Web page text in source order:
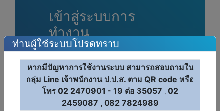
เข้าสู่ระบบการ
ทำงาน
เลขประจำตัวประชาชน
รหัสผ่าน
เข้าสู่ระบบ
ท่านผู้ใช้ระบบโปรดทราบ
หากมีปัญหาการใช้งานระบบ สามารถสอบถามใน
กลุ่ม Line เจ้าพนักงาน ป.ป.ส. ตาม QR code หรือ
โทร 02 2470901 - 19 ต่อ 35057 , 02
2459087 , 082 7824989